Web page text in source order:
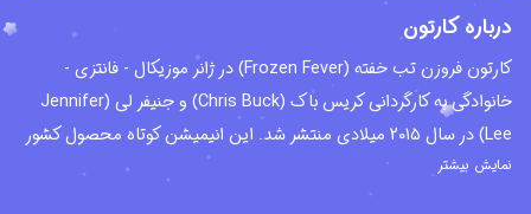
درباره کارتون
کارتون فروزن تب خفته (Frozen Fever) در ژانر موزیکال - فانتزی -
خانوادگی به کارگردانی کریس باک (Chris Buck) و جنیفر لی (Jennifer
Lee) در سال 2015 میلادی منتشر شد. این انیمیشن کوتاه محصول کشور
آمریکاست که بر اساس مجموعه انیمیشن های فروزن یا یخ زده
(Frozen) ساخته شده و اولین انیمیشن کوتاه از این فرانچایز محسوب
نمایش بیشتر